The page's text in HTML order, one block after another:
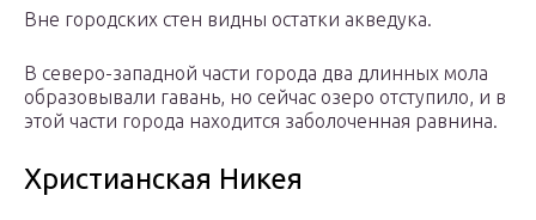
Вне городских стен видны остатки акведука.
В северо-западной части города два длинных мола
образовывали гавань, но сейчас озеро отступило, и в
этой части города находится заболоченная равнина.
Христианская Никея